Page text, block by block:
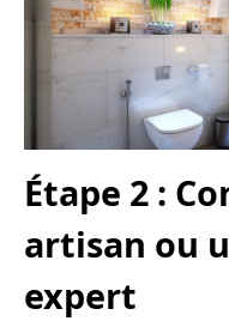
Étape 2 :
artisan ou
expert